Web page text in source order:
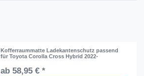
Kofferraummatte Ladekantenschutz passend
für Toyota Corolla Cross Hybrid 2022-
ab 58,95 € *